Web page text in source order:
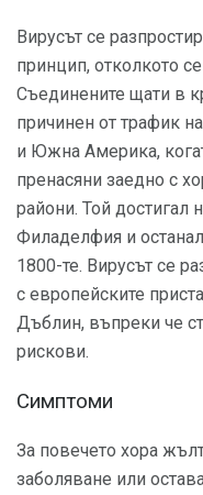
Вирусът се
принцип, отколкото
Съединените щати в
причинен от трафик
и Южна Америка,
пренасяни заедно с
райони. Той достигал
Филаделфия и
1800-те. Вирусът се
с европейските
Дъблин, въпреки че
рискови.
Симптоми
За повечето хора
заболяване или